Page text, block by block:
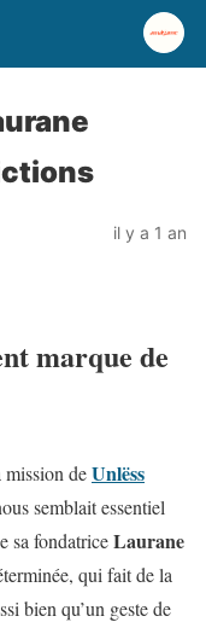
il y a 1 an
marque de
mission deUnlëss
semblait essentiel
sa fondatriceLaurane
qui fait de la
bien qu’un geste de